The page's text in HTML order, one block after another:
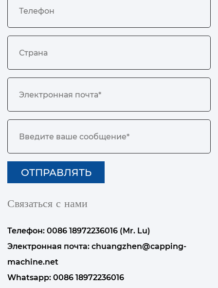
Связаться с нами
Телефон: 0086 18972236016 (Mr. Lu)
Электронная почта: chuangzhen@capping-
machine.net
Whatsapp: 0086 18972236016